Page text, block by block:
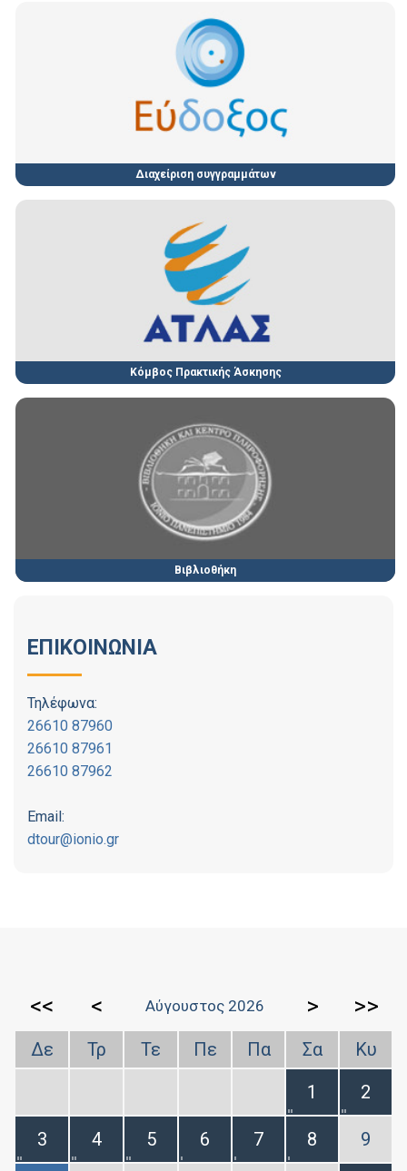
Διαχείριση συγγραμμάτων
Κόμβος Πρακτικής Άσκησης
Βιβλιοθήκη
ΕΠΙΚΟΙΝΩΝΙΑ
Τηλέφωνα:
26610 87960
26610 87961
26610 87962
Email:
dtour@ionio.gr
<< < Αύγουστος 2026 > >>
Δε Τρ Τε Πε Πα Σα
Κυ
1
2
3 4 5 6 7 8 9